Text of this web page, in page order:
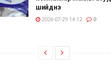
шийднэ
2026-07-29 14:12 0